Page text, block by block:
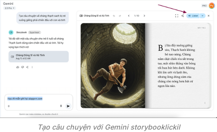
Tạo câu chuyện với Gemini storybooklickil